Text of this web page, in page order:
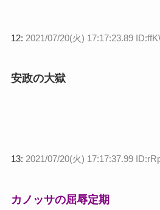
12: 2021/07/20(火) 17:17:23.89
安政の大獄
13: 2021/07/20(火) 17:17:37.99
カノッサの屈辱定期